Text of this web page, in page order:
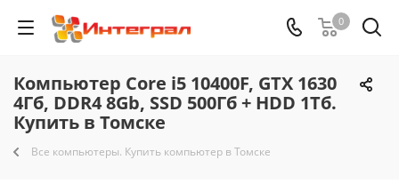
0
Компьютер Core i5 10400F, GTX 1630
4Гб, DDR4 8Gb, SSD 500Гб + HDD 1Тб.
Купить в Томске
Все компьютеры. Купить компьютер в Томске